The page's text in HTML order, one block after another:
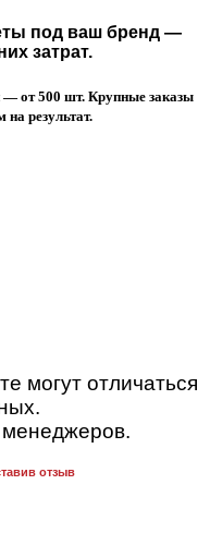
под ваш бренд —
затрат.
от 500 шт. Крупные заказы
результат.
могут отличаться
менеджеров.
отзыв